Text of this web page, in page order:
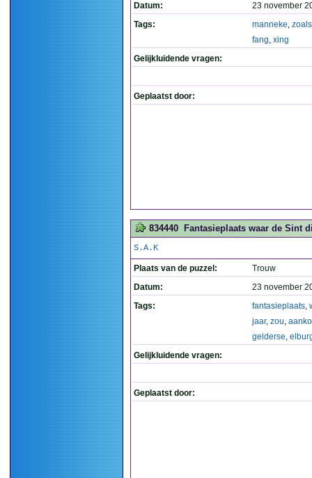
Datum:
23 november
Tags:
manneke, zoals
fang, xing
Gelijkluidende vragen:
Geplaatst door:
834440 Fantasieplaats waar de Sint
S.A.K
Plaats van de puzzel:
Trouw
Datum:
23 november
Tags:
fantasieplaats,
jaar, zou,
gelderse,
Gelijkluidende vragen:
Geplaatst door: